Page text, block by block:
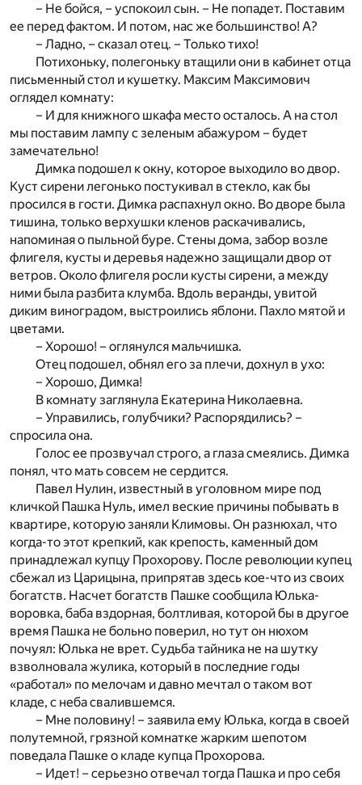
– Не бойся, – успокоил сын. – Не попадет. Поставим
ее перед фактом. И потом, нас же большинство! А?
– Ладно, – сказал отец. – Только тихо!
Потихоньку, полегоньку втащили они в кабинет отца
письменный стол и кушетку. Максим Максимович
оглядел комнату:
– И для книжного шкафа место осталось. А на стол
мы поставим лампу с зеленым абажуром – будет
замечательно!
Димка подошел к окну, которое выходило во двор.
Куст сирени легонько постукивал в стекло, как бы
просился в гости. Димка распахнул окно. Во дворе была
тишина, только верхушки кленов раскачивались,
напоминая о пыльной буре. Стены дома, забор возле
флигеля, кусты и деревья надежно защищали двор от
ветров. Около флигеля росли кусты сирени, а между
ними была разбита клумба. Вдоль веранды, увитой
диким виноградом, выстроились яблони. Пахло мятой и
цветами.
– Хорошо! – оглянулся мальчишка.
Отец подошел, обнял его за плечи, дохнул в ухо:
– Хорошо, Димка!
В комнату заглянула Екатерина Николаевна.
– Управились, голубчики? Распорядились? –
спросила она.
Голос ее прозвучал строго, а глаза смеялись. Димка
понял, что мать совсем не сердится.
Павел Нулин, известный в уголовном мире под
кличкой Пашка Нуль, имел веские причины побывать в
квартире, которую заняли Климовы. Он разнюхал, что
когда-то этот крепкий, как крепость, каменный дом
принадлежал купцу Прохорову. После революции купец
сбежал из Царицына, припрятав здесь кое-что из своих
богатств. Насчет богатств Пашке сообщила Юлька-
воровка, баба вздорная, болтливая, которой бы в другое
время Пашка не больно поверил, но тут он нюхом
почуял: Юлька не врет. Судьба тайника не на шутку
взволновала жулика, который в последние годы
«работал» по мелочам и давно мечтал о таком вот
кладе, с неба свалившемся.
– Мне половину! – заявила ему Юлька, когда в своей
полутемной, грязной комнатке жарким шепотом
поведала Пашке о кладе купца Прохорова.
– Идет! – серьезно отвечал тогда Пашка и про себя